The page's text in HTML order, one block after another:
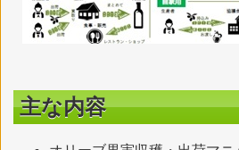
主な内容